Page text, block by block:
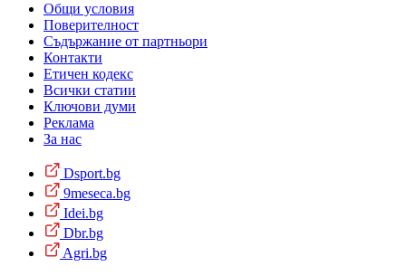
Общи условия
Поверителност
Съдържание от партньори
Контакти
Етичен кодекс
Всички статии
Ключови думи
Реклама
За нас
Dsport.bg
9meseca.bg
Idei.bg
Dbr.bg
Agri.bg